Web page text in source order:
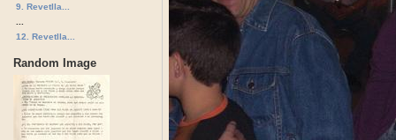
9. Revetlla...
12. Revetlla...
Random Image